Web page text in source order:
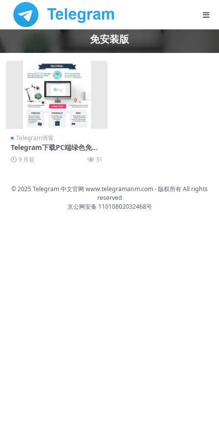
免安装版
Telegram博客
Telegram下载PC端绿色免安
装版9 月前 31
© 2025 Telegram 中文官网 www.telegramanm.com- 版权所有All rights
reserved
京公网安备 11010802032468号